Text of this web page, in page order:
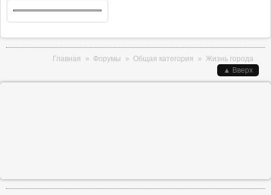
Главная » Форумы » Общая категория » Жизнь города
▲ Вверх